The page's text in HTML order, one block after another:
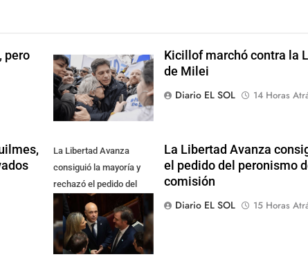
pero
Kicillof marchó contra la
de Milei
Diario EL SOL
14 Horas
La Libertad Avanza
consiguió la mayoría y
rechazó el pedido del
peronismo de girar el
proyecto a comisión
La Libertad Avanza
el pedido del peronismo
comisión
Diario EL SOL
15 Horas